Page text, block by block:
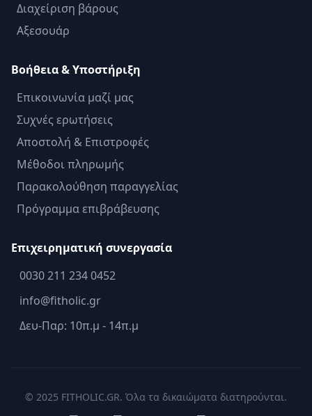
Διαχείριση βάρους
Αξεσουάρ
Βοήθεια & Υποστήριξη
Επικοινωνία μαζί μας
Συχνές ερωτήσεις
Αποστολή & Επιστροφές
Μέθοδοι πληρωμής
Παρακολούθηση παραγγελίας
Πρόγραμμα επιβράβευσης
Επιχειρηματική συνεργασία
0030 211 234 0452
info@fitholic.gr
Δευ-Παρ: 10π.μ - 14π.μ
© 2025 FITHOLIC.GR. Όλα τα δικαιώματα διατηρούνται.